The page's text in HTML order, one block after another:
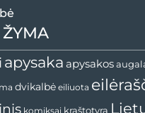
ŽYMA
apysaka apysakos
dvikalbė eiliuota
komiksai kraštotyra